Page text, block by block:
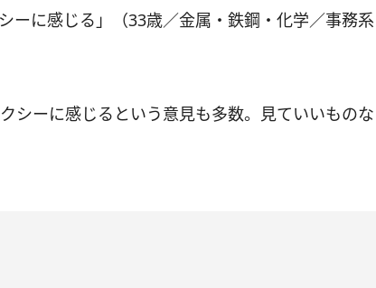
ーに感じる」（33歳／金属・鉄鋼・化学／事務系
シーに感じるという意見も多数。見ていいものな